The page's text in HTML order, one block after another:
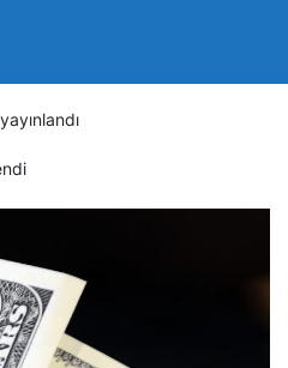
döviz fiyatları
yayınlandı